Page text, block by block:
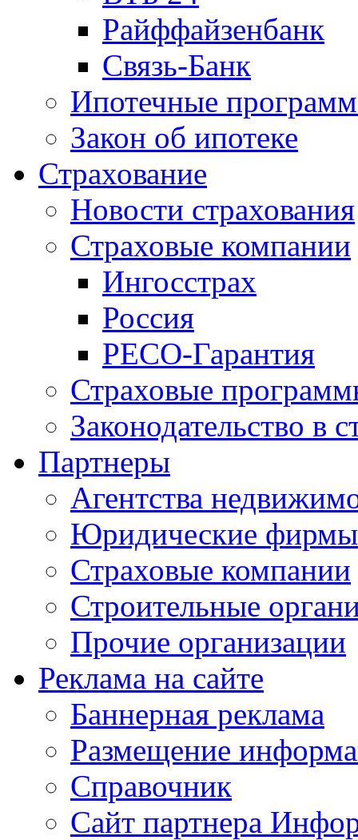
Райффайзенбанк
Связь-Банк
Ипотечные
Закон об ипотеке
Страхование
Новости страхования
Страховые компании
Ингосстрах
Россия
РЕСО-Гарантия
Страховые
Законодательство в
Партнеры
Агентства
Юридические фирмы
Страховые компании
Строительные
Прочие организации
Реклама на сайте
Баннерная реклама
Размещение
Справочник
Сайт партнера